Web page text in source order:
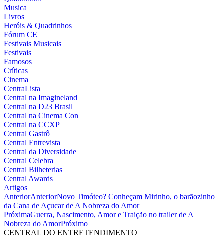
Musica
Livros
Heróis & Quadrinhos
Fórum CE
Festivais Musicais
Festivais
Famosos
Críticas
Cinema
CentraLista
Central na Imagineland
Central na D23 Brasil
Central na Cinema Con
Central na CCXP
Central Gastrô
Central Entrevista
Central da Diversidade
Central Celebra
Central Bilheterias
Central Awards
Artigos
AnteriorAnteriorNovo Timóteo? Conheçam Mirinho, o barãozinho
da Cana de Açucar de A Nobreza do Amor
PróximaGuerra, Nascimento, Amor e Traição no trailer de A
Nobreza do AmorPróximo
CENTRAL DO ENTRETENDIMENTO